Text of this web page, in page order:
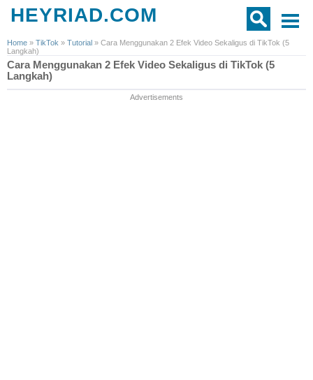
HEYRIAD.COM
Home » TikTok » Tutorial » Cara Menggunakan 2 Efek Video Sekaligus di TikTok (5
Langkah)
Cara Menggunakan 2 Efek Video Sekaligus di TikTok (5
Langkah)
Advertisements